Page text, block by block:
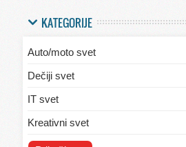
KATEGORIJE
Auto/moto svet
Dečiji svet
IT svet
Kreativni svet